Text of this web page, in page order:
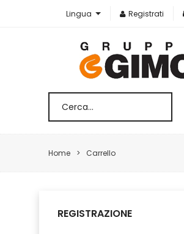
Lingua Registrati
Home Carrello
REGISTRAZIONE